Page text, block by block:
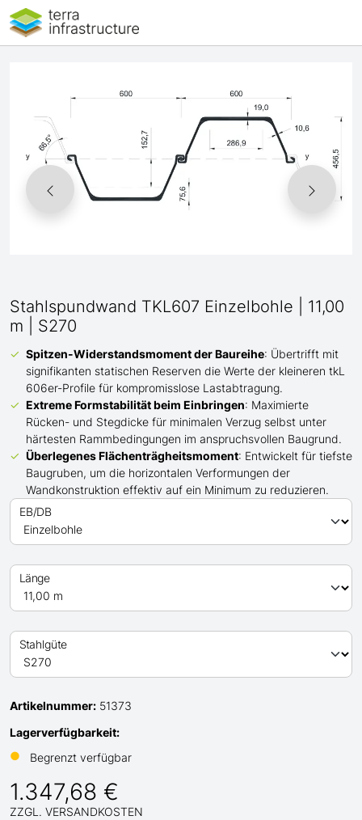
Stahlspundwand TKL607 Einzelbohle | 11,00
m | S270
Spitzen-Widerstandsmoment der Baureihe: Übertrifft mit
signifikanten statischen Reserven die Werte der kleineren tkL
606er-Profile für kompromisslose Lastabtragung.
Extreme Formstabilität beim Einbringen: Maximierte
Rücken- und Stegdicke für minimalen Verzug selbst unter
härtesten Rammbedingungen im anspruchsvollen Baugrund.
Überlegenes Flächenträgheitsmoment: Entwickelt für tiefste
Baugruben, um die horizontalen Verformungen der
Wandkonstruktion effektiv auf ein Minimum zu reduzieren.
EB/DB
Länge
Stahlgüte
Artikelnummer: 51373
Lagerverfügbarkeit:
●
Begrenzt verfügbar
1.347,68 €
ZZGL. VERSANDKOSTEN